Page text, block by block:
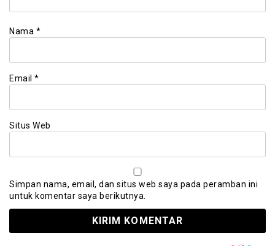
Nama *
Email *
Situs Web
Simpan nama, email, dan situs web saya pada peramban ini
untuk komentar saya berikutnya.